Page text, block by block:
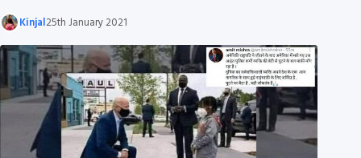
Kinjal25th January 2021